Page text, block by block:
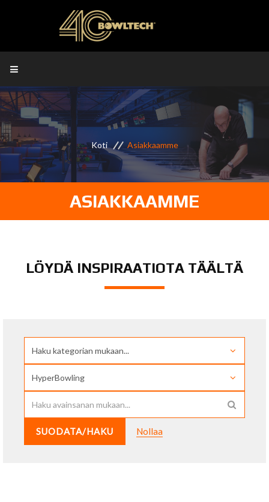
Koti Asiakkaamme
ASIAKKAAMME
LÖYDÄ INSPIRAATIOTA TÄÄLTÄ
SUODATA/HAKU Nollaa